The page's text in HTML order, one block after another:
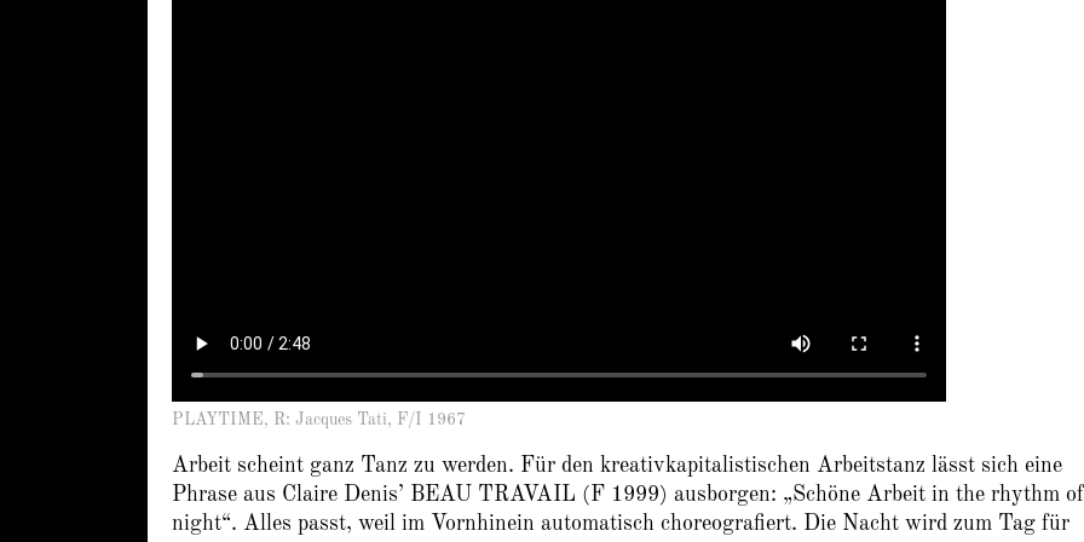
PLAYTIME, R: Jacques Tati, F/I 1967
Arbeit scheint ganz Tanz zu werden. Für den kreativkapitalistischen Arbeitstanz lässt sich eine
Phrase aus Claire Denis’ BEAU TRAVAIL (F 1999) ausborgen: „Schöne Arbeit in the rhythm
night“. Alles passt, weil im Vornhinein automatisch choreografiert. Die Nacht wird zum Tag für